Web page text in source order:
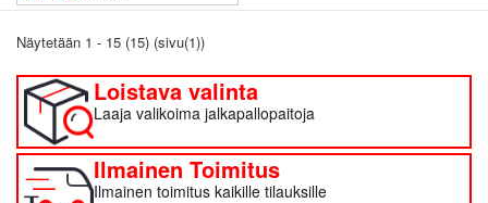
Näytetään 1 - 15 (15) (sivu(1))
Loistava valinta
Laaja valikoima jalkapallopaitoja
Ilmainen Toimitus
Ilmainen toimitus kaikille tilauksille